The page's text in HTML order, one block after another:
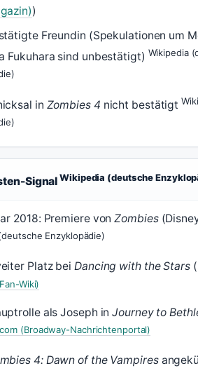
)
Freundin (Spekulationen um
Fukuhara sind unbestätigt) Wikipedia
in Zombies 4 nicht bestätigt
SignalWikipedia (deutsche
2018: Premiere vonZombies
Enzyklopädie)
Platz bei Dancing with the Stars
Wiki)
als Joseph inJourney to
(Broadway-Nachrichtenportal)
4: Dawn of the Vampires